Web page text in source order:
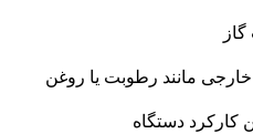
خارجی مانند رطوبت یا روغن
دستگاه